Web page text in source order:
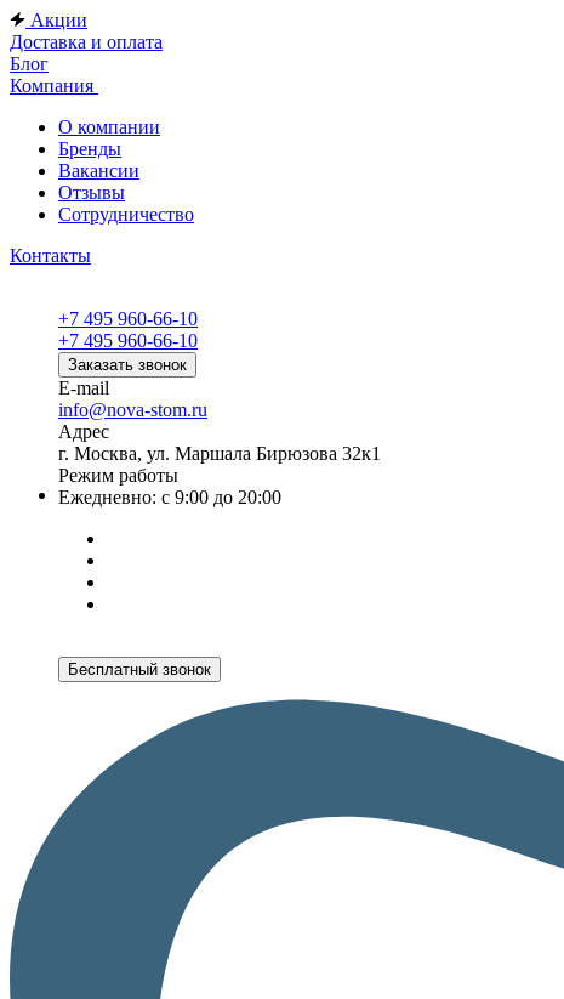
Акции
Доставка и оплата
Блог
Компания
О компании
Бренды
Вакансии
Отзывы
Сотрудничество
Контакты
+7 495 960-66-10
+7 495 960-66-10
Заказать звонок
E-mail
info@nova-stom.ru
Адрес
г. Москва, ул. Маршала Бирюзова 32к1
Режим работы
Ежедневно: с 9:00 до 20:00
Бесплатный звонок